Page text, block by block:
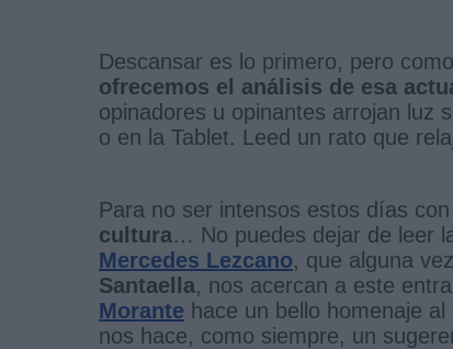
Descansar es lo primero, pero
ofrecemos el análisis de esa
opinadores u opinantes arrojan luz
o en la Tablet. Leed un rato que
Para no ser intensos estos días
cultura… No puedes dejar de leer
Mercedes Lezcano, que alguna
Santaella, nos acercan a este
Morante hace un bello homenaje
nos hace, como siempre, un